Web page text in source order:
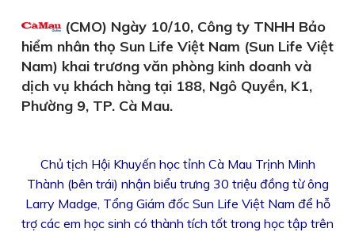
(CMO) Ngày 10/10, Công ty TNHH Bảo
hiểm nhân thọ Sun Life Việt Nam (Sun Life Việt
Nam) khai trương văn phòng kinh doanh và
dịch vụ khách hàng tại 188, Ngô Quyền, K1,
Phường 9, TP. Cà Mau.
Chủ tịch Hội Khuyến học tỉnh Cà Mau Trịnh Minh
Thành (bên trái) nhận biểu trưng 30 triệu đồng từ ông
Larry Madge, Tổng Giám đốc Sun Life Việt Nam để hỗ
trợ các em học sinh có thành tích tốt trong học tập trên